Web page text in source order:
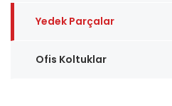
Yedek Parçalar
Ofis Koltuklar